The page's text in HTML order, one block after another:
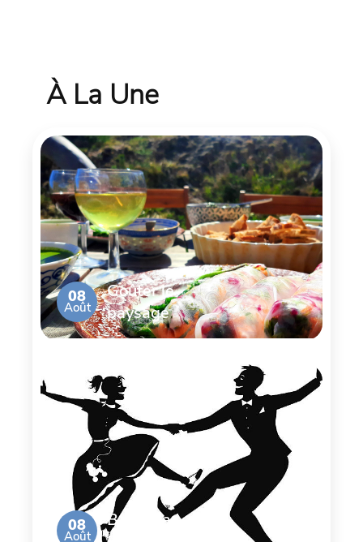
À La Une
08
Août
Goûter le
paysage
08
Août
Bal de la